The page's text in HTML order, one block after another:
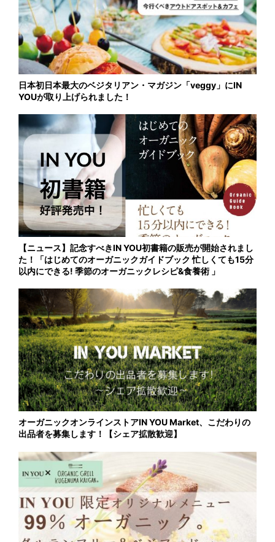
日本初日本最大のベジタリアン・マガジン「veggy」にIN
YOUが取り上げられました！
【ニュース】記念すべきIN YOU初書籍の販売が開始されまし
た！「はじめてのオーガニックガイドブック 忙しくても15分
以内にできる! 季節のオーガニックレシピ&食養術 」
オーガニックオンラインストアIN YOU Market、こだわりの
出品者を募集します！【シェア拡散歓迎】